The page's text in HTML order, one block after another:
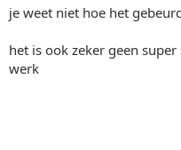
je weet niet hoe het
het is ook zeker geen
werk